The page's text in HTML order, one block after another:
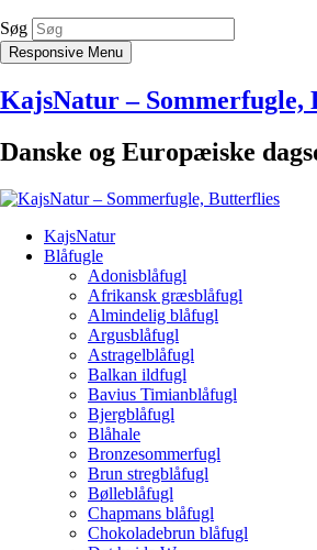
Søg
Responsive Menu
KajsNatur – Sommerfugle,
Danske og Europæiske
KajsNatur
Blåfugle
Adonisblåfugl
Afrikansk græsblåfugl
Almindelig blåfugl
Argusblåfugl
Astragelblåfugl
Balkan ildfugl
Bavius Timianblåfugl
Bjergblåfugl
Blåhale
Bronzesommerfugl
Brun stregblåfugl
Bølleblåfugl
Chapmans blåfugl
Chokoladebrun blåfugl